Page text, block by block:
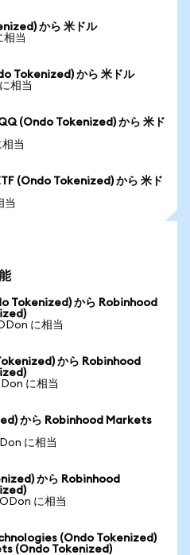
から 米ドル
相当
Tokenized) から 米ドル
相当
(Ondo Tokenized) から 米ド
当
(Ondo Tokenized) から 米ド
当
Tokenized) から Robinhood
に相当
から Robinhood
に相当
から Robinhood Markets
に相当
から Robinhood
に相当
(Ondo Tokenized)
(Ondo Tokenized)